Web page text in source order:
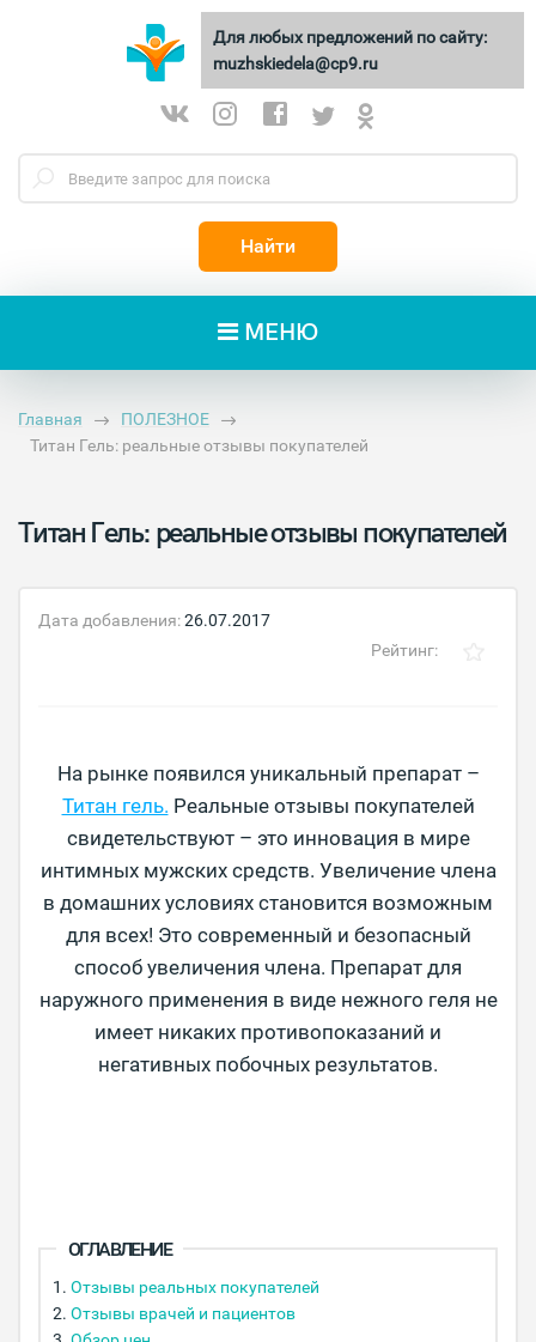
МУЖСКИЕДЕЛА
Найти
МЕНЮ
Главная
ПОЛЕЗНОЕ
Титан Гель: реальные отзывы покупателей
Титан Гель: реальные отзывы покупателей
Дата добавления:26.07.2017
Рейтинг:
На рынке появился уникальный препарат –
Титан гель. Реальные отзывы покупателей
свидетельствуют – это инновация в мире
интимных мужских средств. Увеличение члена
в домашних условиях становится возможным
для всех! Это современный и безопасный
способ увеличения члена. Препарат для
наружного применения в виде нежного геля не
имеет никаких противопоказаний и
негативных побочных результатов.
ОГЛАВЛЕНИЕ
Отзывы реальных покупателей
Отзывы врачей и пациентов
Для любых предложений по сайту:
muzhskiedela@cp9.ru